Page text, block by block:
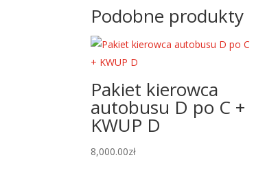
Podobne produkty
Pakiet kierowca
autobusu D po C +
KWUP D
8,000.00zł